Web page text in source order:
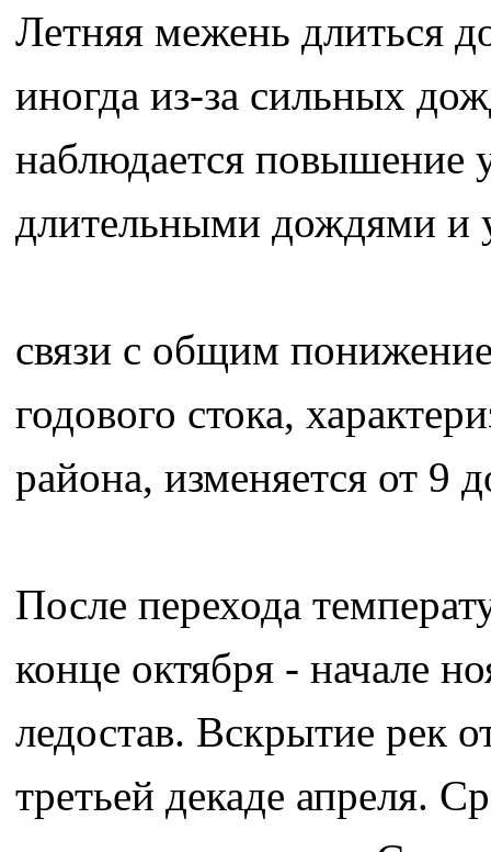
Летняя межень длиться
иногда из-за сильных
наблюдается повышение
длительными дождями и
связи с общим
годового стока,
района, изменяется от 9
После перехода
конце октября - начале
ледостав. Вскрытие рек
третьей декаде апреля.